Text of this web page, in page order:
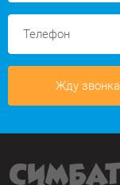
Жду звонка